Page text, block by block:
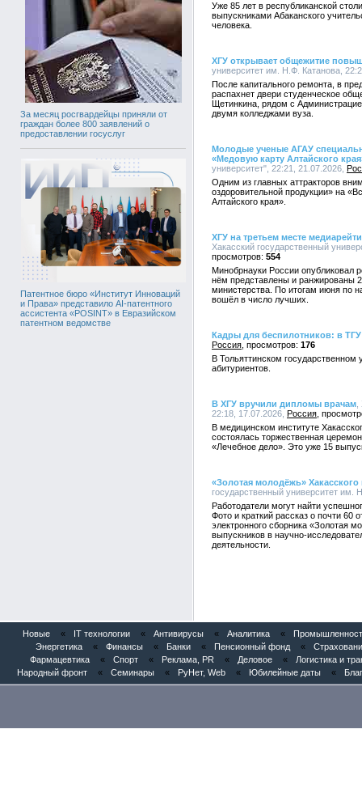
За месяц росгвардейцы приняли от
граждан более 800 заявлений о
предоставлении госуслуг
Патентное бюро «Институт Инноваций
и Права» представило AI-патентного
ассистента «POSINT» в Евразийском
патентном ведомстве
Уже 85 лет в республиканской
выпускниками Абаканского
человека.
ХГУ открывает общежитие
университет им. Н.Ф. Катанова,
После капитального ремонта, в
распахнет двери студенческое
Щетинкина, рядом с
двумя колледжами вуза.
Молодые ученые АГАУ
«Медовую карту Алтайского
университет", 22:21, 21.07.2026,
Одним из главных аттракторов
оздоровительной продукции» на
Алтайского края».
ХГУ на третьем месте
Хакасский государственный
554
Минобрнауки России опубликовал
нём представлены и ранжированы
министерства. По итогам июня по
вошёл в число лучших.
Кадры для беспилотников: в
Россия
176
В Тольяттинском
абитуриентов.
В ХГУ вручили дипломы врачам
22:18, 17.07.2026, Россия
В медицинском институте
состоялась торжественная
«Лечебное дело». Это уже 15
«Золотая молодёжь» Хакасского
государственный университет им.
Работодатели могут найти
Фото и краткий рассказ о почти 60
электронного сборника «Золотая
выпускников в научно-
деятельности.
Новые « IT технологии « Антивирусы « Аналитика «
Энергетика
« Финансы « Банки « Пенсионный фонд «
Фармацевтика
« Спорт « Реклама, PR « Деловое «
Логистика и
Народный фронт
« Семинары « РуНет, Web « Юбилейные даты «